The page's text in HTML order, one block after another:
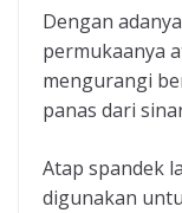
Dengan
permukaanya
mengurangi
panas dari
Atap spandek
digunakan